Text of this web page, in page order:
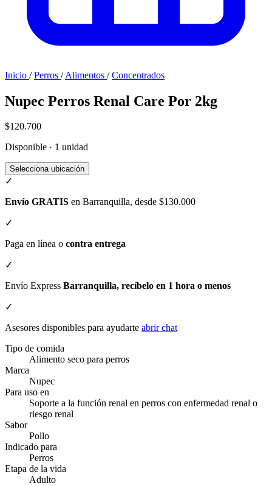
Inicio / Perros / Alimentos / Concentrados
Nupec Perros Renal Care Por 2kg
$120.700
Disponible · 1 unidad
Selecciona ubicación
✓
Envío GRATIS en Barranquilla, desde $130.000
✓
Paga en línea o contra entrega
✓
Envío Express Barranquilla, recíbelo en 1 hora o menos
✓
Asesores disponibles para ayudarte abrir chat
Tipo de comida
Alimento seco para perros
Marca
Nupec
Para uso en
Soporte a la función renal en perros con enfermedad renal o
riesgo renal
Sabor
Pollo
Indicado para
Perros
Etapa de la vida
Adulto